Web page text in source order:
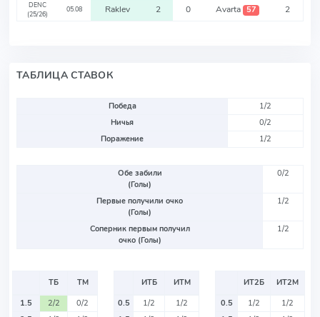
DENC
(25/26)
05.08 Raklev 2 0 Avarta 57 2
ТАБЛИЦА СТАВОК
Победа
1/2
Ничья
0/2
Поражение
1/2
Обе забили
(Голы)
0/2
Первые получили очко
(Голы)
1/2
Соперник первым получил
очко (Голы)
1/2
ТБ
ТМ
1.5
2/2
0/2
ИТБ
ИТМ
0.5
1/2
1/2
ИТ2Б
ИТ2М
0.5
1/2
1/2